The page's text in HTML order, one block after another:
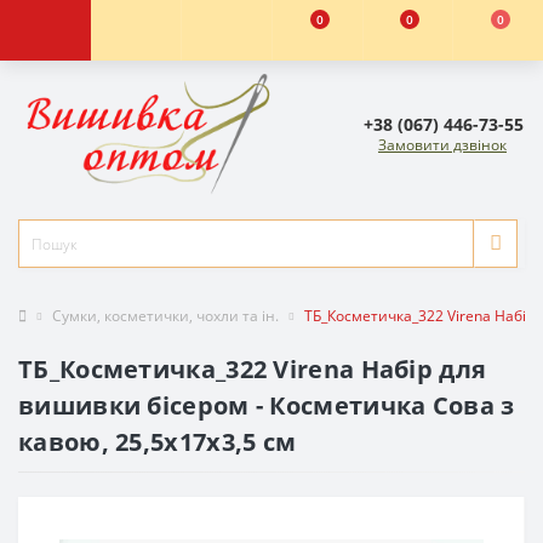
0 0 0
+38 (067) 446-73-55
Замовити дзвінок
Сумки, косметички, чохли та ін. ТБ_Косметичка_322 Virena
ТБ_Косметичка_322 Virena Набір для
вишивки бісером - Косметичка Сова з
кавою, 25,5x17x3,5 см